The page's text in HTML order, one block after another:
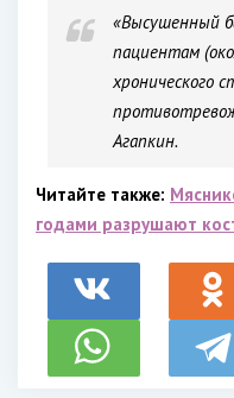
«Высушенный
пациентам
хронического
Агапкин.
Читайте также:
годами разрушают